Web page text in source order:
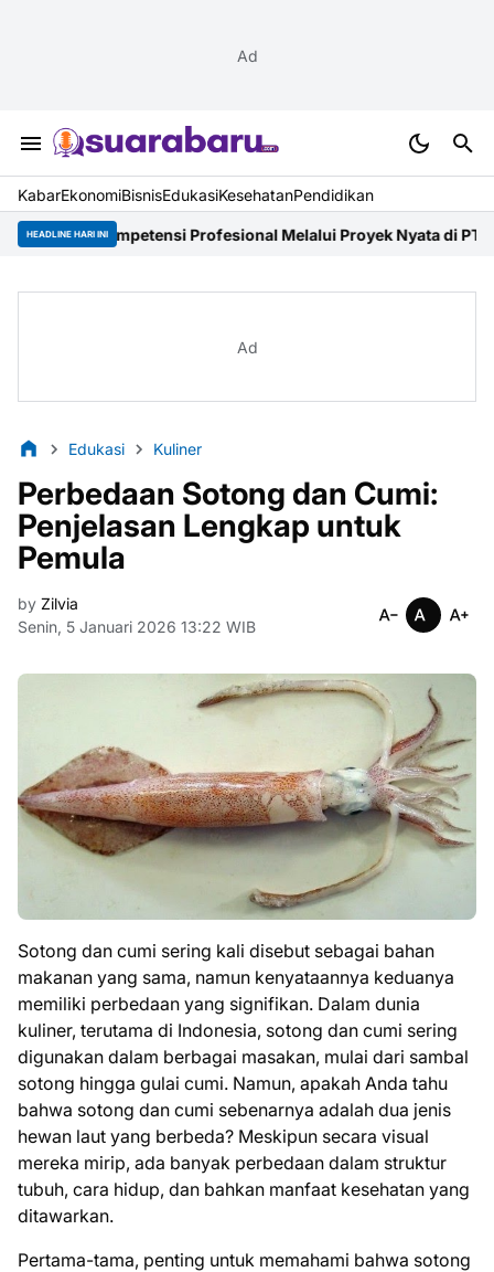
Ad
KabarEkonomiBisnisEdukasiKesehatanPendidikan
HEADLINE HARI INIProfesional Melalui Proyek Nyata di PT. EDRA Arsitek
Ad
Edukasi Kuliner
Perbedaan Sotong dan Cumi:
Penjelasan Lengkap untuk
Pemula
by Zilvia
Senin, 5 Januari 2026 13:22 WIB
Sotong dan cumi sering kali disebut sebagai bahan
makanan yang sama, namun kenyataannya keduanya
memiliki perbedaan yang signifikan. Dalam dunia
kuliner, terutama di Indonesia, sotong dan cumi sering
digunakan dalam berbagai masakan, mulai dari sambal
sotong hingga gulai cumi. Namun, apakah Anda tahu
bahwa sotong dan cumi sebenarnya adalah dua jenis
hewan laut yang berbeda? Meskipun secara visual
mereka mirip, ada banyak perbedaan dalam struktur
tubuh, cara hidup, dan bahkan manfaat kesehatan yang
ditawarkan.
Pertama-tama, penting untuk memahami bahwa sotong